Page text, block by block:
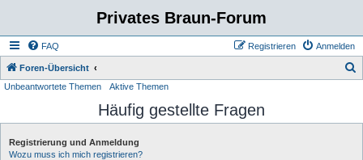
Privates Braun-Forum
FAQ Anmelden
Registrieren
Foren-Übersicht
h
Unbeantwortete Themen Aktive Themen
Häufig gestellte Fragen
Registrierung und Anmeldung
Wozu muss ich mich registrieren?